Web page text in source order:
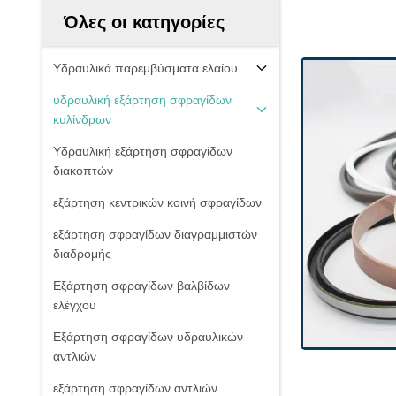
Όλες οι κατηγορίες
Υδραυλικά παρεμβύσματα ελαίου
υδραυλική εξάρτηση σφραγίδων
κυλίνδρων
Υδραυλική εξάρτηση σφραγίδων
διακοπτών
εξάρτηση κεντρικών κοινή σφραγίδων
εξάρτηση σφραγίδων διαγραμμιστών
διαδρομής
Εξάρτηση σφραγίδων βαλβίδων
ελέγχου
Εξάρτηση σφραγίδων υδραυλικών
αντλιών
εξάρτηση σφραγίδων αντλιών